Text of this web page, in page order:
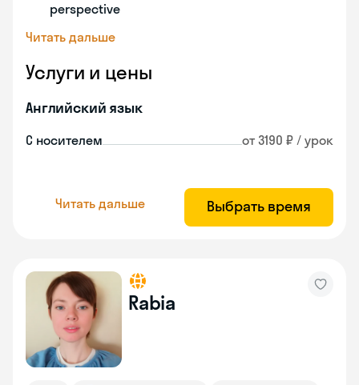
perspective
Читать дальше
Услуги и цены
Английский язык
С носителем от 3190 ₽ / урок
Читать дальше Выбрать время
Rabia